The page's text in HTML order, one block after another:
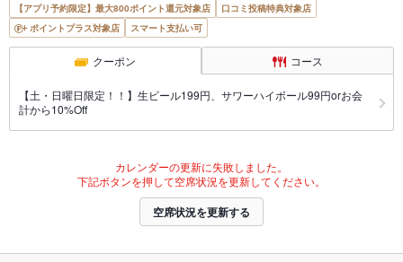
【アプリ予約限定】最大800ポイント還元対象店
口コミ投稿特典対象店
ポイントプラス対象店
スマート支払い可
クーポン コース
【土・日曜日限定！！】生ビール199円、サワーハイボール99円orお会
計から10%Off
カレンダーの更新に失敗しました。
下記ボタンを押して空席状況を更新してください。
空席状況を更新する